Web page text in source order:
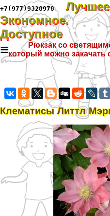
+7(977)9328978
Экономное.
Доступное
≡
Рюкзак со
который можно закачать
Клематисы Литтл